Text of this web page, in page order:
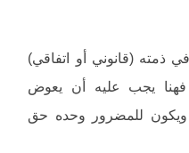
ذمته (قانوني أو اتفاقي)
فهنا يجب عليه أن يعوض
للمضرور وحده حق